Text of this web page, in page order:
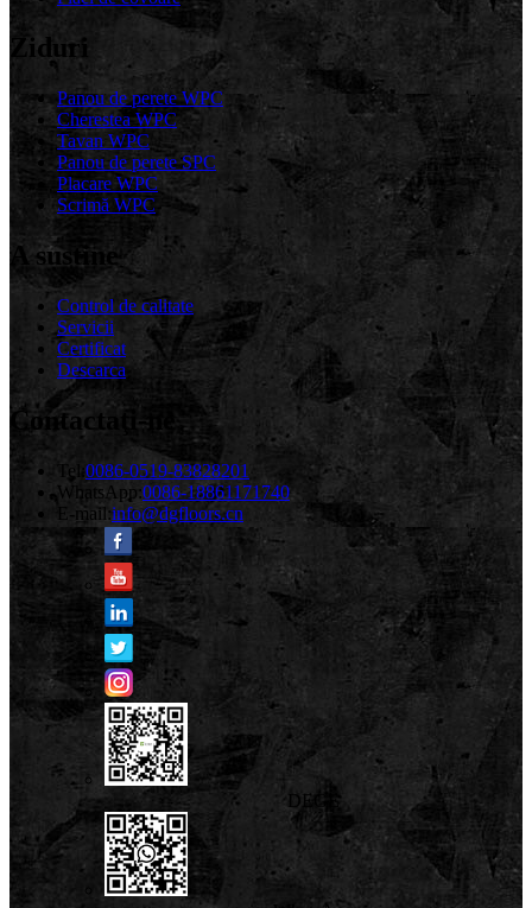
Ziduri
Panou de perete WPC
Cherestea WPC
Tavan WPC
Panou de perete SPC
Placare WPC
Scrimă WPC
A sustine
Control de calitate
Servicii
Certificat
Descarca
Contactaţi-ne
Tel: 0086-0519-83828201
WhatsApp:0086-18861171740
E-mail:info@dgfloors.cn
DEGE